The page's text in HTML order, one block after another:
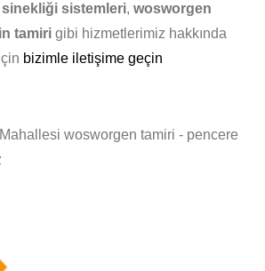
sistemleri, wosworgen
tamiri gibi hizmetlerimiz hakkında
bizimle iletişime geçin
wosworgen tamiri - pencere